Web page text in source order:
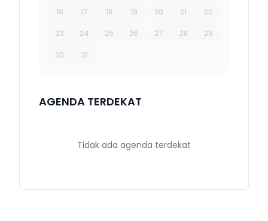
16 17 18 19 20 21 22
23 24 25 26 27 28 29
30 31
AGENDA TERDEKAT
Tidak ada agenda terdekat